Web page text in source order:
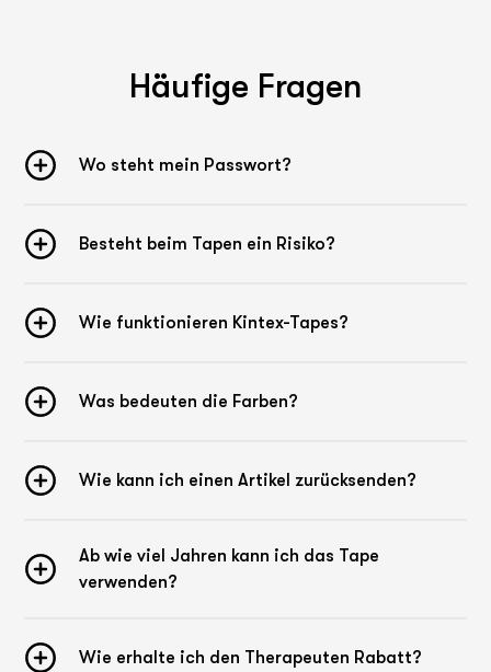
Häufige Fragen
Wo steht mein Passwort?
Besteht beim Tapen ein Risiko?
Wie funktionieren Kintex-Tapes?
Was bedeuten die Farben?
Wie kann ich einen Artikel zurücksenden?
Ab wie viel Jahren kann ich das Tape
verwenden?
Wie erhalte ich den Therapeuten Rabatt?